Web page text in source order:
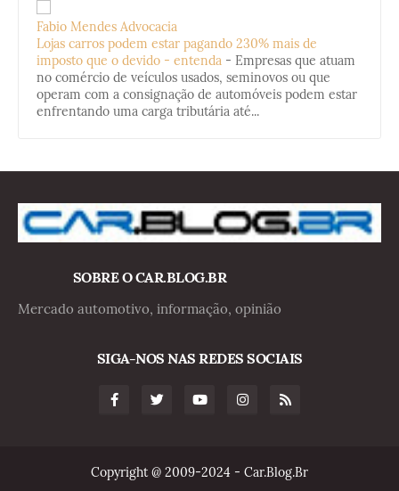
Fabio Mendes Advocacia
Lojas carros podem estar pagando 230% mais de
imposto que o devido - entenda - Empresas que atuam
no comércio de veículos usados, seminovos ou que
operam com a consignação de automóveis podem estar
enfrentando uma carga tributária até...
SOBRE O CAR.BLOG.BR
Mercado automotivo, informação, opinião
SIGA-NOS NAS REDES SOCIAIS
Copyright @ 2009-2024 - Car.Blog.Br